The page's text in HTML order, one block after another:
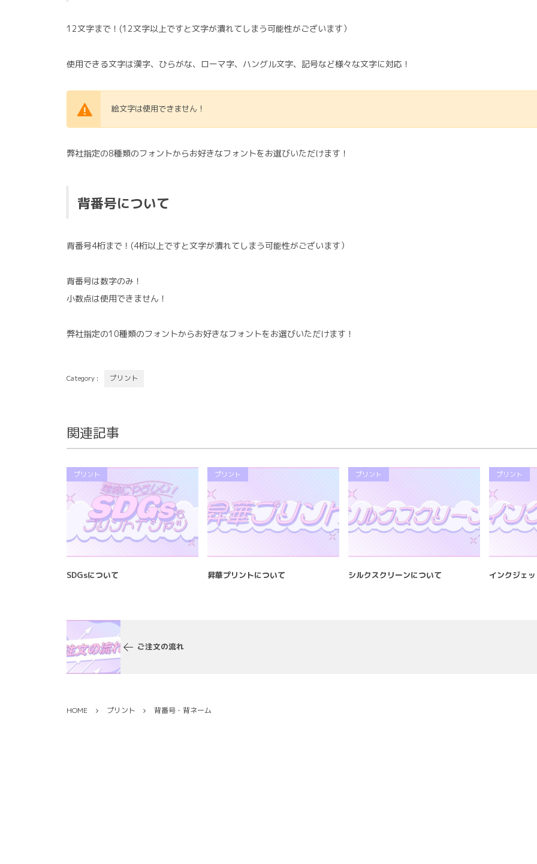
12文字まで！(12文字以上ですと文字が潰れてしまう可能性がございます）
使用できる文字は漢字、ひらがな、ローマ字、ハングル文字、記号など様々な文字に対応！
絵文字は使用できません！
弊社指定の8種類のフォントからお好きなフォントをお選びいただけます！
背番号について
背番号4桁まで！(4桁以上ですと文字が潰れてしまう可能性がございます）
背番号は数字のみ！
小数点は使用できません！
弊社指定の10種類のフォントからお好きなフォントをお選びいただけます！
Category : プリント
関連記事
プリント
SDGsについて
プリント
昇華プリントについて
プリント
シルクスクリーンについて
プリント
インクジェ
ご注文の流れ
HOME プリント 背番号・背ネーム